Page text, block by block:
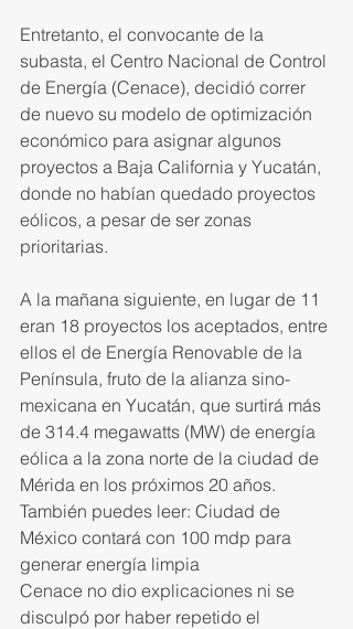
Entretanto, el convocante de la
subasta, el Centro Nacional de Control
de Energía (Cenace), decidió correr
de nuevo su modelo de optimización
económico para asignar algunos
proyectos a Baja California y Yucatán,
donde no habían quedado proyectos
eólicos, a pesar de ser zonas
prioritarias.
A la mañana siguiente, en lugar de 11
eran 18 proyectos los acepta­dos, entre
ellos el de Energía Re­novable de la
Península, fruto de la alianza sino-
mexicana en Yucatán, que surtirá más
de 314.4 megawatts (MW) de energía
eólica a la zona norte de la ciudad de
Mérida en los próximos 20 años.
También puedes leer: Ciudad de
México contará con 100 mdp para
generar energía limpia
Cenace no dio explicaciones ni se
disculpó por haber repetido el